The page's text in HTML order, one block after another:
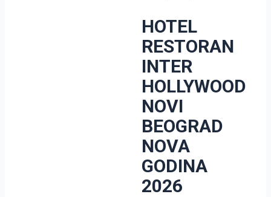
HOTEL
RESTORAN
INTER
HOLLYWOOD
NOVI
BEOGRAD
NOVA
GODINA
2026